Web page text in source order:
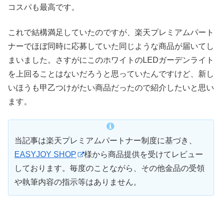
コスパも最高です。
これで結構満足していたのですが、楽天プレミアムパート
ナーでほぼ同時に応募していた同じような商品が届いてし
まいました。さすがにこのホワイトのLEDガーデンライト
を上回ることはないだろうと思っていたんですけど、新し
いほうも甲乙つけがたい商品だったので紹介したいと思い
ます。
当記事は楽天プレミアムパートナー制度に基づき、
EASYJOY SHOP
様から商品提供を受けてレビュー
しております。毎度のことながら、その他金品の受領
や執筆内容の指示等はありません。